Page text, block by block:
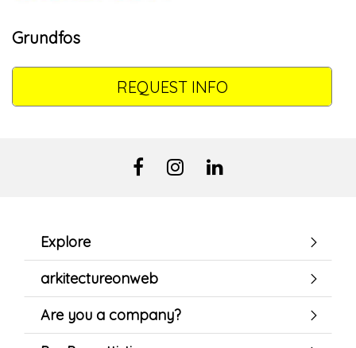
Grundfos
REQUEST INFO
Explore
arkitectureonweb
Are you a company?